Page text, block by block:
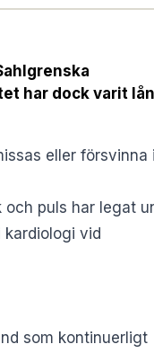
har dock varit
eller försvinna i
puls har legat
kardiologi vid
som kontinuerligt